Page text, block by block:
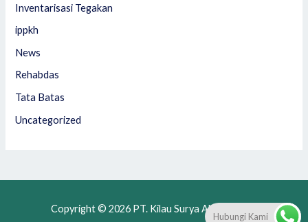
Inventarisasi Tegakan
ippkh
News
Rehabdas
Tata Batas
Uncategorized
Copyright © 2026 PT. Kilau Surya Alam Lestari
Hubungi Kami